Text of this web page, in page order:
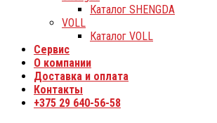
Каталог SHENGDA
VOLL
Каталог VOLL
Сервис
О компании
Доставка и оплата
Контакты
+375 29 640-56-58